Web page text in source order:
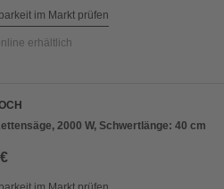
im Markt prüfen
erhältlich
2000 W, Schwertlänge: 40 cm